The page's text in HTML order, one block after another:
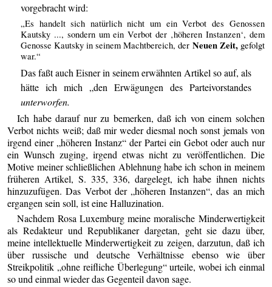
vorgebracht wird:
„Es handelt sich natürlich nicht um ein Verbot des Genossen
Kautsky ..., sondern um ein Verbot der ‚höheren Instanzen‘, dem
Genosse Kautsky in seinem Machtbereich, der Neuen Zeit,gefolgt
war.“
Das faßt auch Eisner in seinem erwähnten Artikel so auf, als
hätte ich mich „den Erwägungen des Parteivorstandes
unterworfen.
Ich habe darauf nur zu bemerken, daß ich von einem solchen
Verbot nichts weiß; daß mir weder diesmal noch sonst jemals von
irgend einer „höheren Instanz“ der Partei ein Gebot oder auch nur
ein Wunsch zuging, irgend etwas nicht zu veröffentlichen. Die
Motive meiner schließlichen Ablehnung habe ich schon in meinem
früheren Artikel, S. 335, 336, dargelegt, ich habe ihnen nichts
hinzuzufügen. Das Verbot der „höheren Instanzen“, das an mich
ergangen sein soll, ist eine Halluzination.
Nachdem Rosa Luxemburg meine moralische Minderwertigkeit
als Redakteur und Republikaner dargetan, geht sie dazu über,
meine intellektuelle Minderwertigkeit zu zeigen, darzutun, daß ich
über russische und deutsche Verhältnisse ebenso wie über
Streikpolitik „ohne reifliche Überlegung“ urteile, wobei ich einmal
so und einmal wieder das Gegenteil davon sage.